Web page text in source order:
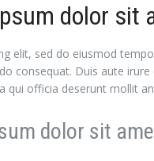
dolor sit
elit, sed do eiusmod
consequat. Duis aute
qui officia deserunt mollit
dolor sit